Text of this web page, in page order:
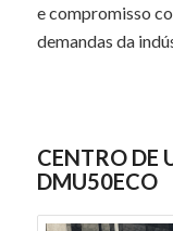
e compromisso
demandas da
CENTRO DE
DMU50ECO